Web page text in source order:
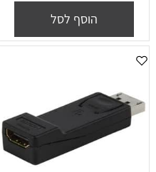
הוסף לסל